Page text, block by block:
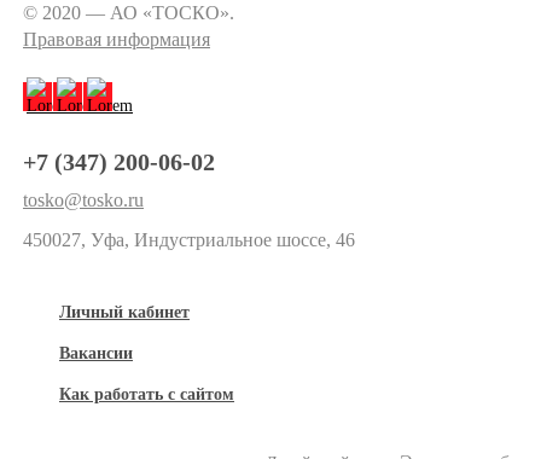
© 2020 — АО «ТОСКО».
Правовая информация
+7 (347) 200-06-02
tosko@tosko.ru
450027, Уфа, Индустриальное шоссе, 46
Личный кабинет
Вакансии
Как работать с сайтом